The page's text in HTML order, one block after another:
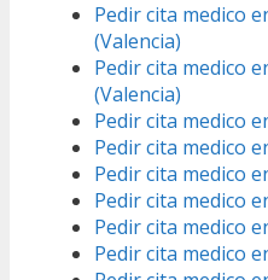
Pedir cita medico
(Valencia)
Pedir cita medico
(Valencia)
Pedir cita medico
Pedir cita medico
Pedir cita medico
Pedir cita medico
Pedir cita medico
Pedir cita medico